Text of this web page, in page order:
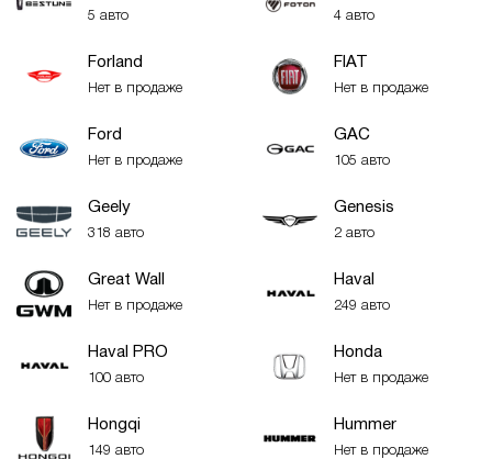
5 авто 4 авто
Forland
Нет в продаже
FIAT
Нет в продаже
Ford
Нет в продаже
GAC
105 авто
Geely
318 авто
Genesis
2 авто
Great Wall
Нет в продаже
Haval
249 авто
Haval PRO
100 авто
Honda
Нет в продаже
Hongqi
149 авто
Hummer
Нет в продаже